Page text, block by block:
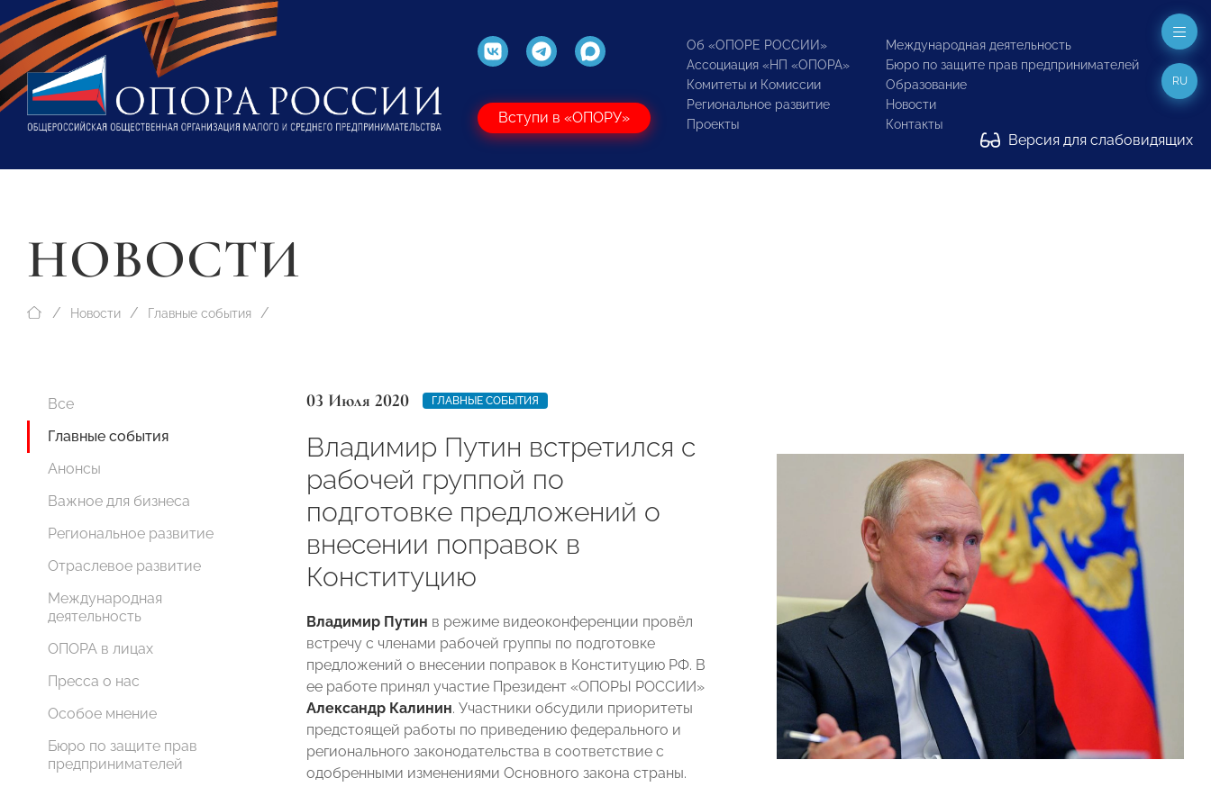
Вступи в «ОПОРУ»
Об «ОПОРЕ РОССИИ»
Ассоциация «НП «ОПОРА»
Комитеты и Комиссии
Региональное развитие
Проекты
Международная деятельность
Бюро по защите прав предпринимателей
Образование
Новости
Контакты
Версия для слабовидящих
RU
НОВОСТИ
Новости Главные события
Все
Главные события
Анонсы
Важное для бизнеса
Региональное развитие
Отраслевое развитие
Международная
деятельность
ОПОРА в лицах
Пресса о нас
Особое мнение
Бюро по защите прав
предпринимателей
03 Июля 2020 ГЛАВНЫЕ СОБЫТИЯ
Владимир Путин встретился с
рабочей группой по
подготовке предложений о
внесении поправок в
Конституцию
Владимир Путин в режиме видеоконференции провёл
встречу с членами рабочей группы по подготовке
предложений о внесении поправок в Конституцию РФ. В
ее работе принял участие Президент «ОПОРЫ РОССИИ»
Александр Калинин. Участники обсудили приоритеты
предстоящей работы по приведению федерального и
регионального законодательства в соответствие с
одобренными изменениями Основного закона страны.